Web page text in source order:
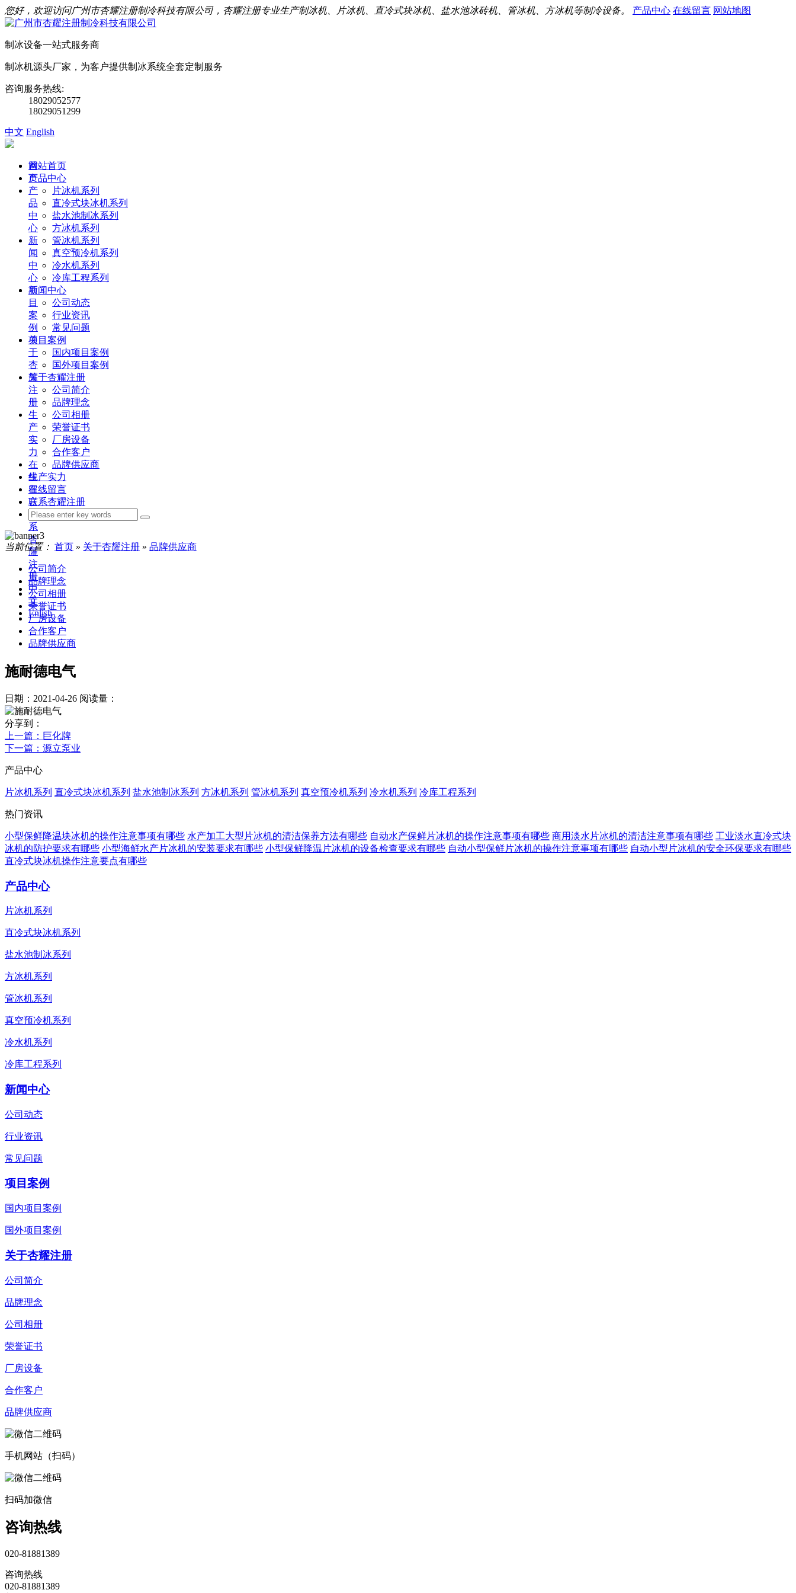
您好，欢迎访问广州市杏耀注册制冷科技有限公司，杏耀注册专业生产制冰机、片冰机、直冷式块冰机、盐水池冰砖机、管冰机、方冰机等制冷设备。 产品中心 在线留言 网站地图
制冰设备一站式服务商
制冰机源头厂家，为客户提供制冰系统全套定制服务
咨询服务热线:
18029052577
18029051299
中文 English
首
页
产
品
中
心
新
闻
中
心
项
目
案
例
关
于
杏
耀
注
册
生
产
实
力
在
线
留
言
联
系
杏
耀
注
册
中
文
Enlish
网站首页
产品中心
片冰机系列
直冷式块冰机系列
盐水池制冰系列
方冰机系列
管冰机系列
真空预冷机系列
冷水机系列
冷库工程系列
新闻中心
公司动态
行业资讯
常见问题
项目案例
国内项目案例
国外项目案例
关于杏耀注册
公司简介
品牌理念
公司相册
荣誉证书
厂房设备
合作客户
品牌供应商
生产实力
在线留言
联系杏耀注册
当前位置： 首页 » 关于杏耀注册 » 品牌供应商
公司简介
品牌理念
公司相册
荣誉证书
厂房设备
合作客户
品牌供应商
施耐德电气
日期：2021-04-26 阅读量：
分享到：
上一篇 ：巨化牌
下一篇 ：源立泵业
产品中心
片冰机系列 直冷式块冰机系列 盐水池制冰系列 方冰机系列 管冰机系列 真空预冷机系列 冷水机系列 冷库工程系列
热门资讯
小型保鲜降温块冰机的操作注意事项有哪些 水产加工大型片冰机的清洁保养方法有哪些 自动水产保鲜片冰机的操作注意事项有哪些 商用淡水片冰机的清洁注意事项有哪些 工业淡水直冷式块
冰机的防护要求有哪些 小型海鲜水产片冰机的安装要求有哪些 小型保鲜降温片冰机的设备检查要求有哪些 自动小型保鲜片冰机的操作注意事项有哪些 自动小型片冰机的安全环保要求有哪些
直冷式块冰机操作注意要点有哪些
产品中心
片冰机系列
直冷式块冰机系列
盐水池制冰系列
方冰机系列
管冰机系列
真空预冷机系列
冷水机系列
冷库工程系列
新闻中心
公司动态
行业资讯
常见问题
项目案例
国内项目案例
国外项目案例
关于杏耀注册
公司简介
品牌理念
公司相册
荣誉证书
厂房设备
合作客户
品牌供应商
手机网站（扫码）
扫码加微信
咨询热线
020-81881389
咨询热线
020-81881389